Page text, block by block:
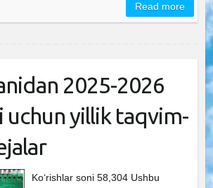
Read more
2025-2026
uchun yillik taqvim-
Ko‘rishlar soni 58,304 Ushbu